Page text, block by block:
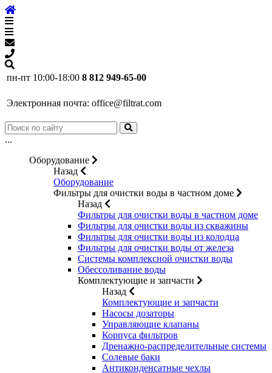
пн-пт 10:00-18:00 8 812 949-65-00
Электронная почта: office@filtrat.com
...
Оборудование
Назад
Оборудование
Фильтры для очистки воды в частном доме
Назад
Фильтры для очистки воды в частном доме
Фильтры для очистки воды из скважины
Фильтры для очистки воды из колодца
Фильтры для очистки воды от железа
Системы комплексной очистки воды
Обессоливание воды
Комплектующие и запчасти
Назад
Комплектующие и запчасти
Насосы дозаторы
Управляющие клапаны
Корпуса фильтров
Дренажно-распределительные системы
Солевые баки
Антиконденсатные чехлы